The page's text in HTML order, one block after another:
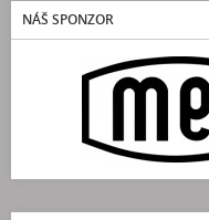
NÁŠ SPONZOR